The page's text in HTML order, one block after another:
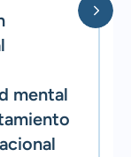
mental